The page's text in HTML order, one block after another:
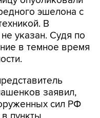
эшелона с
В
указан. Судя по
в темное время
заявил,
сил РФ